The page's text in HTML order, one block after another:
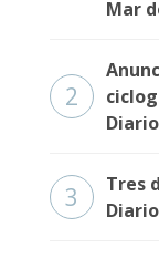
Mar
2
3
Tres